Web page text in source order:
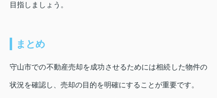
目指しましょう。
まとめ
守山市での不動産売却を成功させるためには相続した物件の
状況を確認し、売却の目的を明確にすることが重要です。